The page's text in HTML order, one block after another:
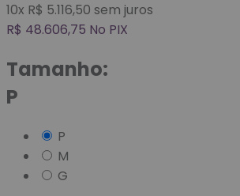
10x R$ 5.116,50 sem juros
R$ 48.606,75 No PIX
Tamanho:
P
P
M
G